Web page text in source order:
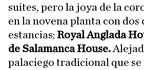
suites, pero la joya de la
en la novena planta con dos
estancias; Royal Anglada
de Salamanca House.
palaciego tradicional que se